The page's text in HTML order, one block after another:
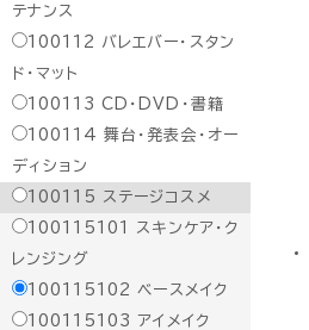
テナンス
100112
バレエバー・スタン
ド・マット
100113 CD・DVD・書籍
100114 舞台・発表会・オー
ディション
100115
ステージコスメ
100115101
スキンケア・ク
レンジング
100115102 ベースメイク
100115103 アイメイク